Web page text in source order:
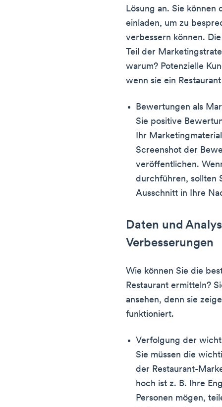
Lösung an. Sie können
einladen, um zu
verbessern können.
Teil der
warum? Potenzielle
wenn sie ein
Bewertungen als
Sie positive
Ihr
Screenshot der
veröffentlichen.
durchführen, sollten
Ausschnitt in Ihre
Daten und
Verbesserungen
Wie können Sie die
Restaurant ermitteln?
ansehen, denn sie
funktioniert.
Verfolgung der
Sie müssen die
der Restaurant-
hoch ist z. B. Ihre
Personen mögen,